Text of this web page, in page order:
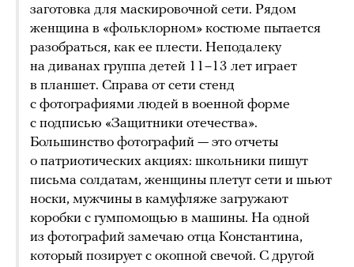
заготовка для маскировочной сети. Рядом
женщина в «фольклорном» костюме пытается
разобраться, как ее плести. Неподалеку
на диванах группа детей 11–13 лет играет
в планшет. Справа от сети стенд
с фотографиями людей в военной форме
с подписью «Защитники отечества».
Большинство фотографий — это отчеты
о патриотических акциях: школьники пишут
письма солдатам, женщины плетут сети и шьют
носки, мужчины в камуфляже загружают
коробки с гумпомощью в машины. На одной
из фотографий замечаю отца Константина,
который позирует с окопной свечой. С другой